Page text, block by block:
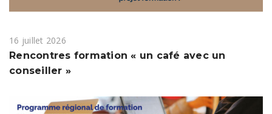
16 juillet 2026
Rencontres formation « un café avec un
conseiller »